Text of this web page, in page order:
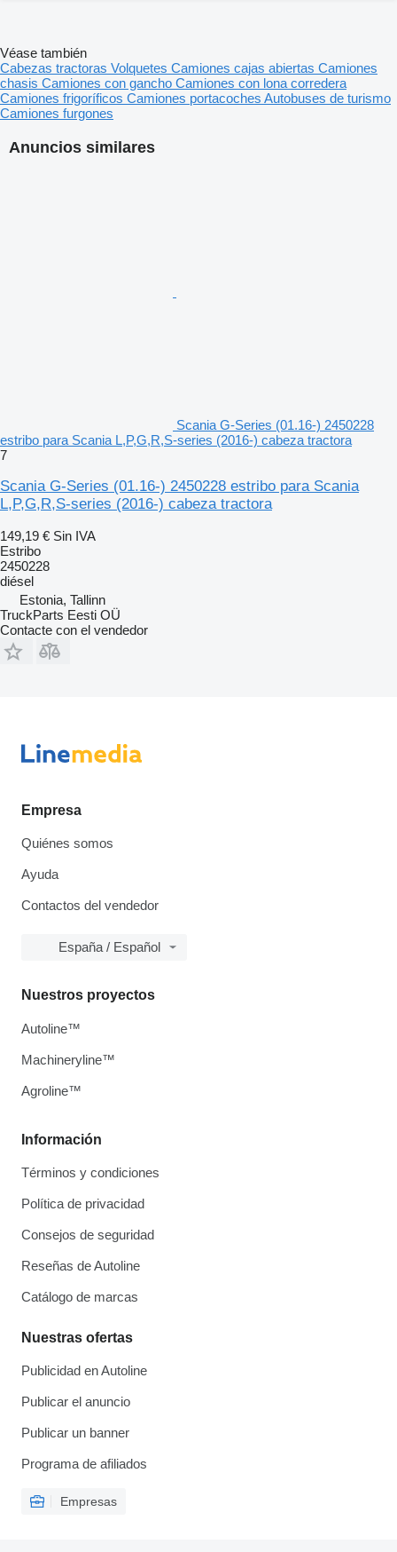
Anuncios similares
Scania G-Series (01.16-) 2450228
estribo para Scania L,P,G,R,S-series (2016-) cabeza tractora
7
Scania G-Series (01.16-) 2450228 estribo para Scania
L,P,G,R,S-series (2016-) cabeza tractora
149,19 € Sin IVA
Estribo
2450228
diésel
Estonia, Tallinn
TruckParts Eesti OÜ
Contacte con el vendedor
Véase también
Cabezas tractoras Volquetes Camiones cajas abiertas Camiones
chasis Camiones con gancho Camiones con lona corredera
Camiones frigoríficos Camiones portacoches Autobuses de turismo
Camiones furgones
Empresa
Quiénes somos
Ayuda
Contactos del vendedor
España / Español
Información
Términos y condiciones
Política de privacidad
Consejos de seguridad
Reseñas de Autoline
Catálogo de marcas
Nuestras ofertas
Publicidad en Autoline
Publicar el anuncio
Publicar un banner
Programa de afiliados
Empresas
Nuestros proyectos
Autoline™
Machineryline™
Agroline™